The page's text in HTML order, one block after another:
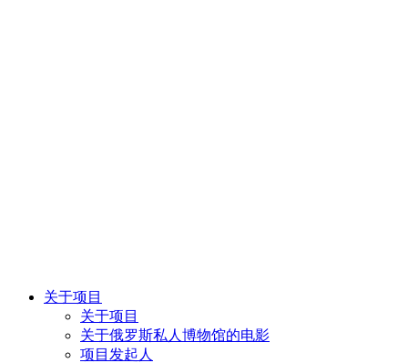
关于项目
关于项目
关于俄罗斯私人博物馆的电影
项目发起人